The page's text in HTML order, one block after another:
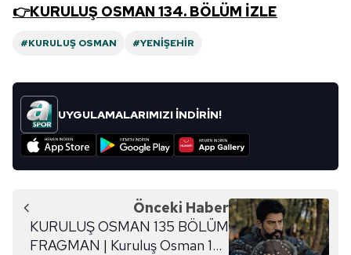
👉KURULUŞ OSMAN 134. BÖLÜM İZLE
#KURULUŞ OSMAN #YENIŞEHIR
UYGULAMALARIMIZI İNDİRİN!
Önceki Haber
KURULUŞ OSMAN 135 BÖLÜM
FRAGMAN | Kuruluş Osman 135